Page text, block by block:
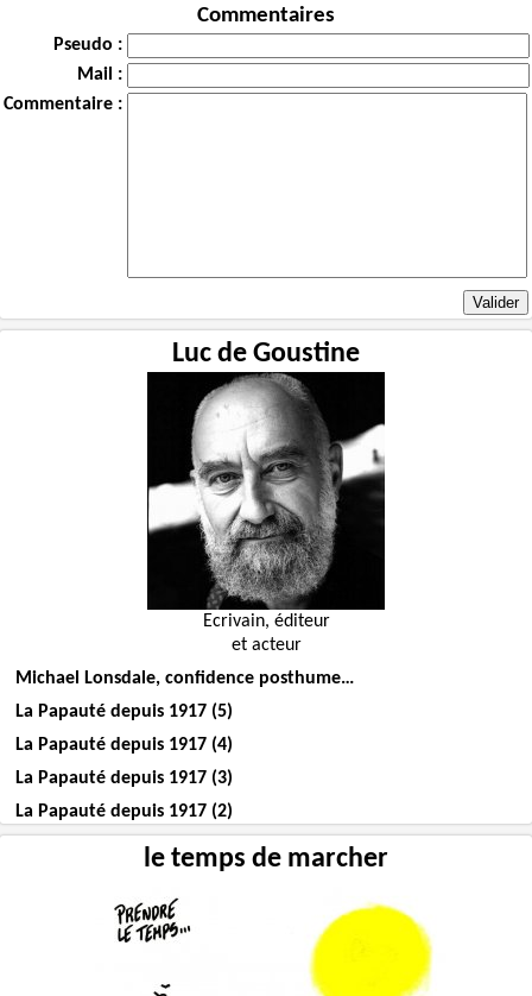
Commentaires
Pseudo :
Mail :
Commentaire :
Luc de Goustine
Ecrivain, éditeur
et acteur
Michael Lonsdale, confidence posthume…
La Papauté depuis 1917 (5)
La Papauté depuis 1917 (4)
La Papauté depuis 1917 (3)
La Papauté depuis 1917 (2)
le temps de marcher